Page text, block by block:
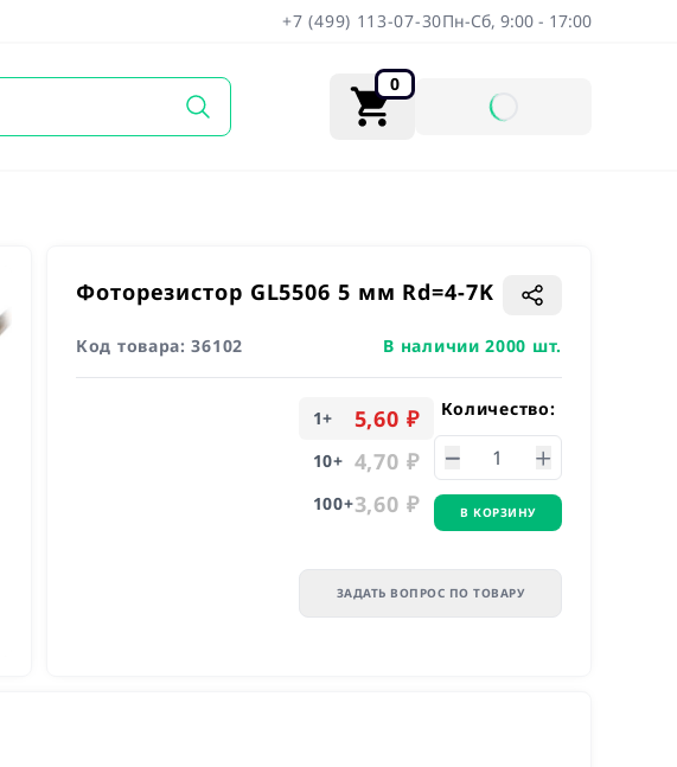
+7 (499) 113-07-30Пн-Сб, 9:00 - 17:00
0
Фоторезистор GL5506 5 мм Rd=4-7K
Код товара:36102 В наличии 2000 шт.
1+ 5,60 ₽
10+ 4,70 ₽
100+3,60 ₽
Количество:
В КОРЗИНУ
ЗАДАТЬ ВОПРОС ПО ТОВАРУ